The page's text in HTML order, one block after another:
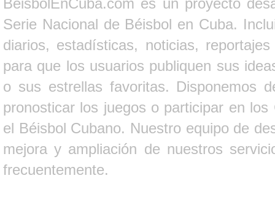
BeisbolEnCuba.com es un proyecto
Serie Nacional de Béisbol en Cuba.
diarios, estadísticas, noticias,
para que los usuarios publiquen sus
o sus estrellas favoritas. Disponemos
pronosticar los juegos o participar en
el Béisbol Cubano. Nuestro equipo de
mejora y ampliación de nuestros
frecuentemente.